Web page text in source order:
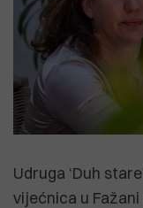
Udruga ‘Duh
vijećnica u